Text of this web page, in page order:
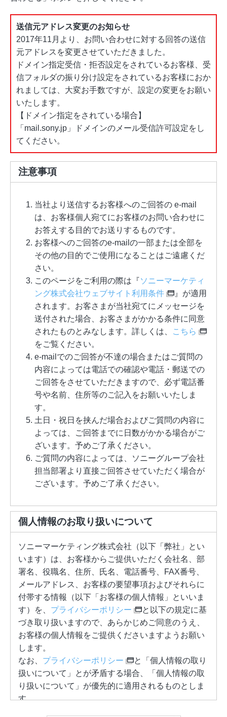
送信元アドレス変更のお知らせ
2017年11月より、お問い合わせに対する回答の送信
元アドレスを変更させていただきました。
ドメイン指定受信・拒否設定をされているお客様、受
信フォルダの振り分け設定をされているお客様におか
れましては、大変お手数ですが、設定の変更をお願い
いたします。
【ドメイン指定をされている場合】
「mail.sony.jp」ドメインのメール受信許可設定をし
てください。
注意事項
当社より送信するお客様へのご回答の e-mail
は、お客様個人宛てにお客様のお問い合わせに
お答えする目的でお送りするものです。
お客様へのご回答のe-mailの一部または全部を
その他の目的でご使用になることはご遠慮くだ
さい。
このページをご利用の際は『ソニーマーケティ
ング株式会社ウェブサイト利用条件
』が適用
されます。お客さまが当社宛てにメッセージを
送付された場合、お客さまがかかる条件に同意
されたものとみなします。詳しくは、
こちら
をご覧ください。
e-mailでのご回答が不達の場合またはご質問の
内容によっては電話での確認や電話・郵送での
ご回答をさせていただきますので、必ず電話番
号や名前、住所等のご記入をお願いいたしま
す。
土日・祝日を挟んだ場合およびご質問の内容に
よっては、ご回答までに日数がかかる場合がご
ざいます。予めご了承ください。
ご質問の内容によっては、ソニーグループ会社
担当部署より直接ご回答させていただく場合が
ございます。予めご了承ください。
個人情報のお取り扱いについて
ソニーマーケティング株式会社（以下「弊社」とい
います）は、お客様からご提供いただく会社名、部
署名、役職名、住所、氏名、電話番号、FAX番号、
メールアドレス、お客様の要望事項およびそれらに
付帯する情報（以下「お客様の個人情報」といいま
す）を、 プライバシーポリシー
と以下の規定に基
づき取り扱いますので、あらかじめご同意のうえ、
お客様の個人情報をご提供くださいますようお願い
します。
なお、 プライバシーポリシー
と「個人情報の取り
扱いについて」とが矛盾する場合、「個人情報の取
り扱いについて」が優先的に適用されるものとしま
す。